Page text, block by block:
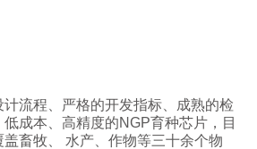
流程、严格的开发指标、成熟的检
成本、高精度的NGP育种芯片，目
畜牧、 水产、作物等三十余个物